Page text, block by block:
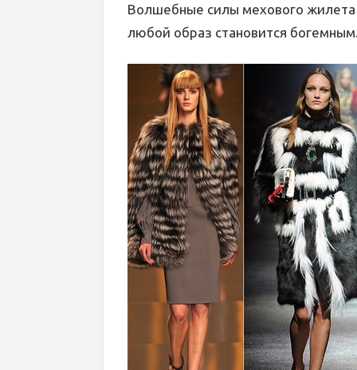
Волшебные силы мехового жилета
любой образ становится